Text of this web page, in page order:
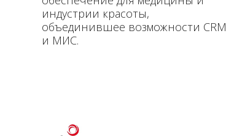
индустрии красоты,
объединившее возможности CRM
и МИС.